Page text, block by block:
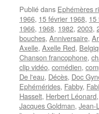
Publié dans Ephémères
1966, 15 février 1968, 15
1966, 1968, 1982, 2003,
bouches, Anniversaire,
Axelle, Axelle Red,
Chanson francophone,
clip vidéo, comédien,
De l'eau, Décès, Doc
Ephémérides, Fabby,
Hasselt, Herbert Léonard,
Jacques Goldman, Jean-